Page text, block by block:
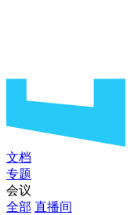
文档
专题
会议
全部 直播间